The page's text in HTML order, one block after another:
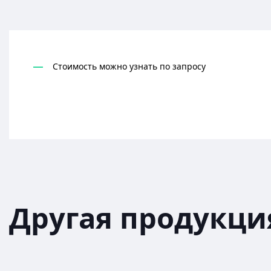
Стоимость можно узнать по запросу
Другая